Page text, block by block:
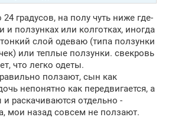
градусов, на полу чуть ниже где-
и ползунках или колготках, иногда
слой одеваю (типа ползунки
или теплые ползунки. свекровь
что легко одеты.
ползают, сын как
непонятно как передвигается, а
раскачиваются отдельно -
мои назад совсем не ползают.